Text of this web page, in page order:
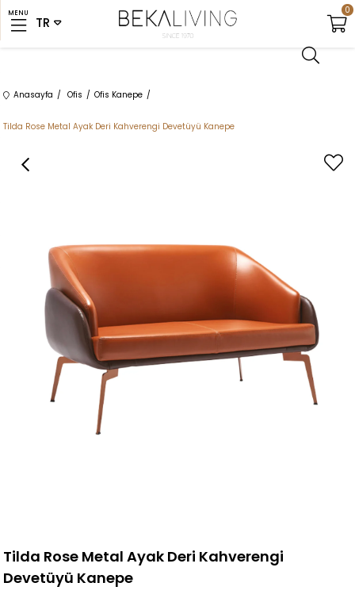
MENU 0
Anasayfa Ofis Ofis Kanepe
Tilda Rose Metal Ayak Deri Kahverengi Devetüyü Kanepe
Tilda Rose Metal Ayak Deri Kahverengi
Devetüyü Kanepe